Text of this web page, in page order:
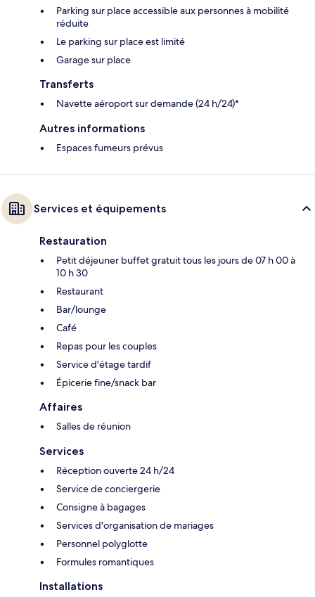
Parking sur place accessible aux personnes à mobilité
réduite
Le parking sur place est limité
Garage sur place
Transferts
Navette aéroport sur demande (24 h/24)*
Autres informations
Espaces fumeurs prévus
Services et équipements
Restauration
Petit déjeuner buffet gratuit tous les jours de 07 h 00 à
10 h 30
Restaurant
Bar/lounge
Café
Repas pour les couples
Service d'étage tardif
Épicerie fine/snack bar
Affaires
Salles de réunion
Services
Réception ouverte 24 h/24
Service de conciergerie
Consigne à bagages
Services d'organisation de mariages
Personnel polyglotte
Formules romantiques
Installations